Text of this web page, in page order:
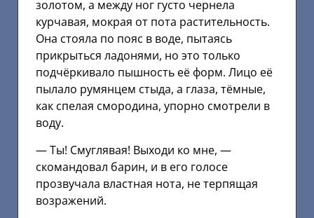
золотом, а между ног густо чернела
курчавая, мокрая от пота растительность.
Она стояла по пояс в воде, пытаясь
прикрыться ладонями, но это только
подчёркивало пышность её форм. Лицо её
пылало румянцем стыда, а глаза, тёмные,
как спелая смородина, упорно смотрели в
воду.
— Ты! Смуглявая! Выходи ко мне, —
скомандовал барин, и в его голосе
прозвучала властная нота, не терпящая
возражений.